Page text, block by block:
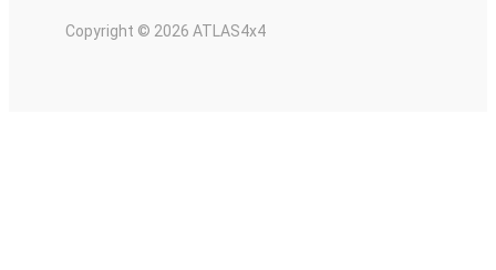
Copyright © 2026 ATLAS4x4